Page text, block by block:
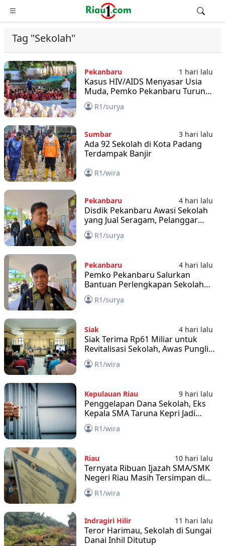
Tag "Sekolah"
Pekanbaru 1 hari lalu
Kasus HIV/AIDS Menyasar Usia
Muda, Pemko Pekanbaru Turun
Langsung ke Sekolah
R1/surya
Sumbar 3 hari lalu
Ada 92 Sekolah di Kota Padang
Terdampak Banjir
R1/wira
Pekanbaru 4 hari lalu
Disdik Pekanbaru Awasi Sekolah
yang Jual Seragam, Pelanggar
Terancam Sanksi Tegas
R1/surya
Pekanbaru 4 hari lalu
Pemko Pekanbaru Salurkan
Bantuan Perlengkapan Sekolah
bagi 1.173 Siswa Baru PAUD Kurang
Mampu
R1/surya
Siak 4 hari lalu
Siak Terima Rp61 Miliar untuk
Revitalisasi Sekolah, Awas Pungli
dan Fee
R1/wira
Kepulauan Riau 9 hari lalu
Penggelapan Dana Sekolah, Eks
Kepala SMA Taruna Kepri Jadi
Tersangka
R1/wira
Riau 10 hari lalu
Ternyata Ribuan Ijazah SMA/SMK
Negeri Riau Masih Tersimpan di
Sekolah
R1/wira
Indragiri Hilir 11 hari lalu
Teror Harimau, Sekolah di Sungai
Danai Inhil Ditutup